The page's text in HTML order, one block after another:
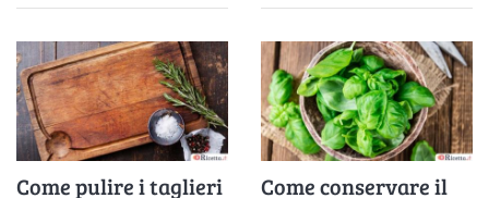
Come pulire i taglieri
Come conservare il